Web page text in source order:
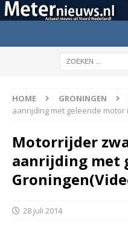
HOME GRONINGEN
aanrijding met geleende motor
Motorrijder
aanrijding met
28 juli 2014